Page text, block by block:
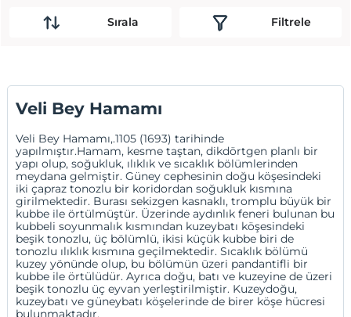
Sırala Filtrele
Veli Bey Hamamı
Veli Bey Hamamı,.1105 (1693) tarihinde
yapılmıştır.Hamam, kesme taştan, dikdörtgen planlı bir
yapı olup, soğukluk, ılıklık ve sıcaklık bölümlerinden
meydana gelmiştir. Güney cephesinin doğu köşesindeki
iki çapraz tonozlu bir koridordan soğukluk kısmına
girilmektedir. Burası sekizgen kasnaklı, tromplu büyük bir
kubbe ile örtülmüştür. Üzerinde aydınlık feneri bulunan bu
kubbeli soyunmalık kısmından kuzeybatı köşesindeki
beşik tonozlu, üç bölümlü, ikisi küçük kubbe biri de
tonozlu ılıklık kısmına geçilmektedir. Sıcaklık bölümü
kuzey yönünde olup, bu bölümün üzeri pandantifli bir
kubbe ile örtülüdür. Ayrıca doğu, batı ve kuzeyine de üzeri
beşik tonozlu üç eyvan yerleştirilmiştir. Kuzeydoğu,
kuzeybatı ve güneybatı köşelerinde de birer köşe hücresi
bulunmaktadır.